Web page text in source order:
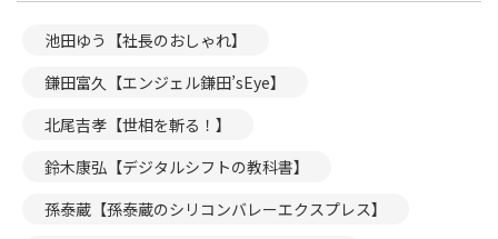
池田ゆう【社長のおしゃれ】
鎌田富久【エンジェル鎌田’sEye】
北尾吉孝【世相を斬る！】
鈴木康弘【デジタルシフトの教科書】
孫泰蔵【孫泰蔵のシリコンバレーエクスプレス】